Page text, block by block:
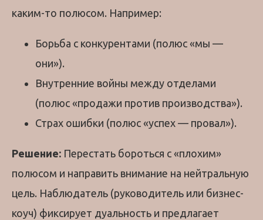
каким-то полюсом. Например:
Борьба с конкурентами (полюс «мы —
они»).
Внутренние войны между отделами
(полюс «продажи против производства»).
Страх ошибки (полюс «успех — провал»).
Решение: Перестать бороться с «плохим»
полюсом и направить внимание на нейтральную
цель. Наблюдатель (руководитель или бизнес-
коуч) фиксирует дуальность и предлагает